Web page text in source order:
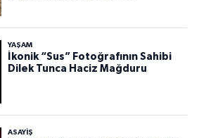
YAŞAM
İkonik “Sus” Fotoğrafının Sahibi
Dilek Tunca Haciz Mağduru
ASAYIŞ